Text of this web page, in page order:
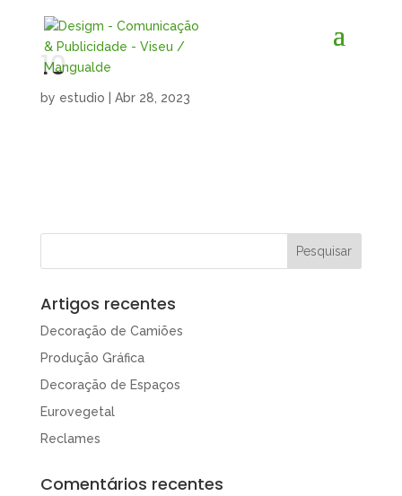
10
by estudio Abr 28, 2023
Artigos recentes
Decoração de Camiões
Produção Gráfica
Decoração de Espaços
Eurovegetal
Reclames
Comentários recentes